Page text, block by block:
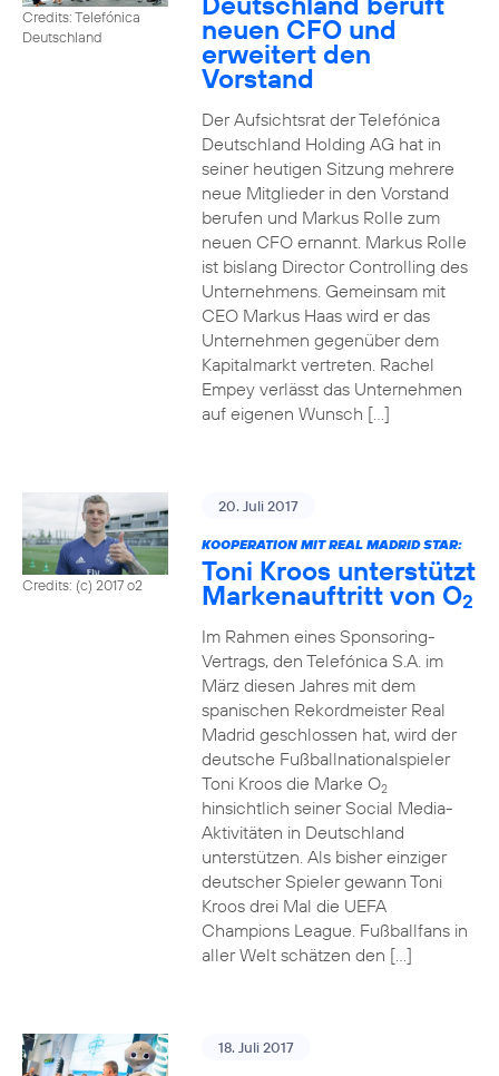
Credits: Telefónica
Deutschland
neuen CFO und
erweitert den
Vorstand
Der Aufsichtsrat der Telefónica
Deutschland Holding AG hat in
seiner heutigen Sitzung mehrere
neue Mitglieder in den Vorstand
berufen und Markus Rolle zum
neuen CFO ernannt. Markus Rolle
ist bislang Director Controlling des
Unternehmens. Gemeinsam mit
CEO Markus Haas wird er das
Unternehmen gegenüber dem
Kapitalmarkt vertreten. Rachel
Empey verlässt das Unternehmen
auf eigenen Wunsch […]
Credits: (c) 2017 o2
20. Juli 2017
KOOPERATION MIT REAL MADRID STAR:
Toni Kroos unterstützt
Markenauftritt von O2
Im Rahmen eines Sponsoring-
Vertrags, den Telefónica S.A. im
März diesen Jahres mit dem
spanischen Rekordmeister Real
Madrid geschlossen hat, wird der
deutsche Fußballnationalspieler
Toni Kroos die Marke O2
hinsichtlich seiner Social Media-
Aktivitäten in Deutschland
unterstützen. Als bisher einziger
deutscher Spieler gewann Toni
Kroos drei Mal die UEFA
Champions League. Fußballfans in
aller Welt schätzen den […]
18. Juli 2017